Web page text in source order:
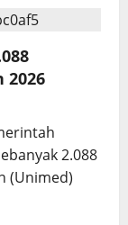
2026
2.088
(Unimed)